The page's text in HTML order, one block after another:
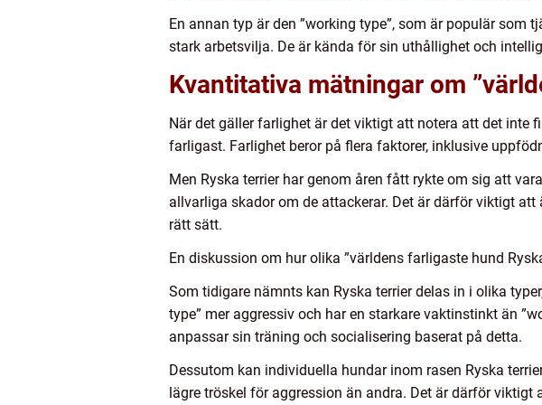
En annan typ är den ”working type”, som är populär
stark arbetsvilja. De är kända för sin uthållighet och
Kvantitativa mätningar om
När det gäller farlighet är det viktigt att notera att det
farligast. Farlighet beror på flera faktorer, inklusive
Men Ryska terrier har genom åren fått rykte om sig att
allvarliga skador om de attackerar. Det är därför viktigt
rätt sätt.
En diskussion om hur olika ”världens farligaste hund
Som tidigare nämnts kan Ryska terrier delas in i olika
type” mer aggressiv och har en starkare vaktinstinkt än
anpassar sin träning och socialisering baserat på detta.
Dessutom kan individuella hundar inom rasen Ryska
lägre tröskel för aggression än andra. Det är därför